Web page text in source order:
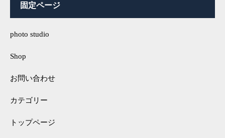
固定ページ
photo studio
Shop
お問い合わせ
カテゴリー
トップページ